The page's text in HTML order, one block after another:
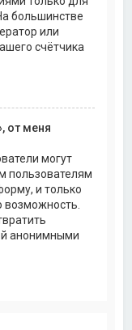
большинстве
или
счётчика
от меня
могут
пользователям
и только
возможность.
анонимными